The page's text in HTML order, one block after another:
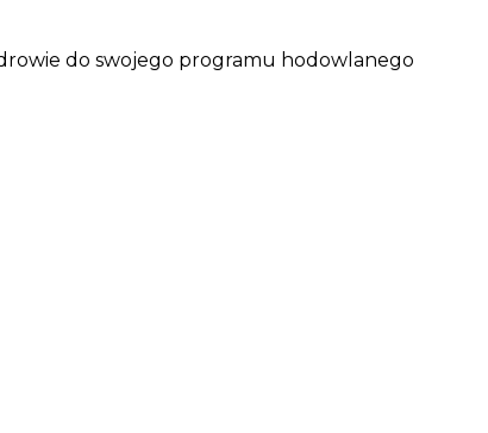
do swojego programu hodowlanego